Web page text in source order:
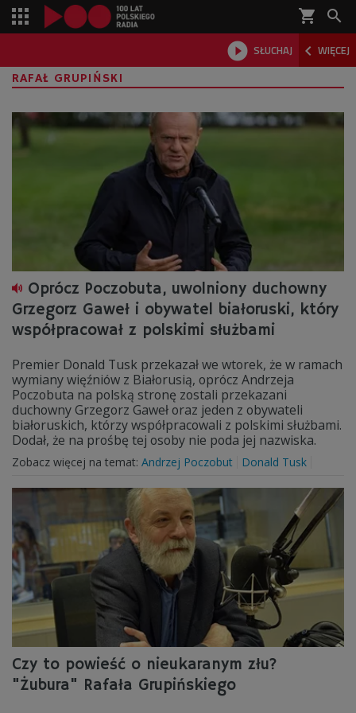
shopping_cart 
 SŁUCHAJ  WIĘCEJ

RAFAŁ GRUPIŃSKI
Oprócz Poczobuta, uwolniony duchowny
Grzegorz Gaweł i obywatel białoruski, który
współpracował z polskimi służbami
Premier Donald Tusk przekazał we wtorek, że w ramach
wymiany więźniów z Białorusią, oprócz Andrzeja
Poczobuta na polską stronę zostali przekazani
duchowny Grzegorz Gaweł oraz jeden z obywateli
białoruskich, którzy współpracowali z polskimi służbami.
Dodał, że na prośbę tej osoby nie poda jej nazwiska.
Zobacz więcej na temat: Andrzej Poczobut Donald Tusk
Czy to powieść o nieukaranym złu?
"Żubura" Rafała Grupińskiego